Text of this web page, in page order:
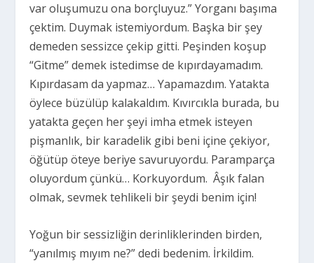
var oluşumuzu ona borçluyuz.” Yorganı başıma
çektim. Duymak istemiyordum. Başka bir şey
demeden sessizce çekip gitti. Peşinden koşup
“Gitme” demek istedimse de kıpırdayamadım.
Kıpırdasam da yapmaz… Yapamazdım. Yatakta
öylece büzülüp kalakaldım. Kıvırcıkla burada, bu
yatakta geçen her şeyi imha etmek isteyen
pişmanlık, bir karadelik gibi beni içine çekiyor,
öğütüp öteye beriye savuruyordu. Paramparça
oluyordum çünkü… Korkuyordum. Âşık falan
olmak, sevmek tehlikeli bir şeydi benim için!
Yoğun bir sessizliğin derinliklerinden birden,
“yanılmış mıyım ne?” dedi bedenim. İrkildim.